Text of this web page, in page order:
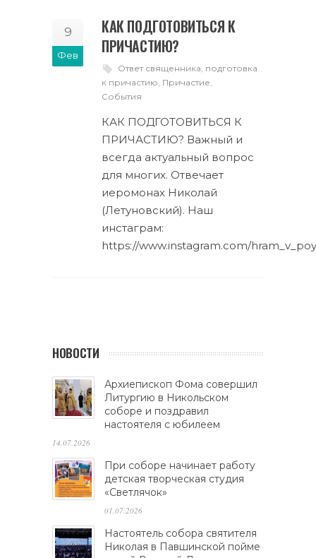
9
Фев
КАК ПОДГОТОВИТЬСЯ К
ПРИЧАСТИЮ?
Ответ священника подготовка
к причастию Причастие
События
КАК ПОДГОТОВИТЬСЯ К
ПРИЧАСТИЮ? Важный и
всегда актуальный вопрос
для многих. Отвечает
иеромонах Николай
(Летуновский). Наш
инстаграм:
https://www.instagram.com/
НОВОСТИ
Архиепископ Фома совершил
Литургию в Никольском
соборе и поздравил
настоятеля с юбилеем
14.07.2026
При соборе начинает работу
детская творческая студия
«Светлячок»
01.07.2026
Настоятель собора святителя
Николая в Павшинской пойме